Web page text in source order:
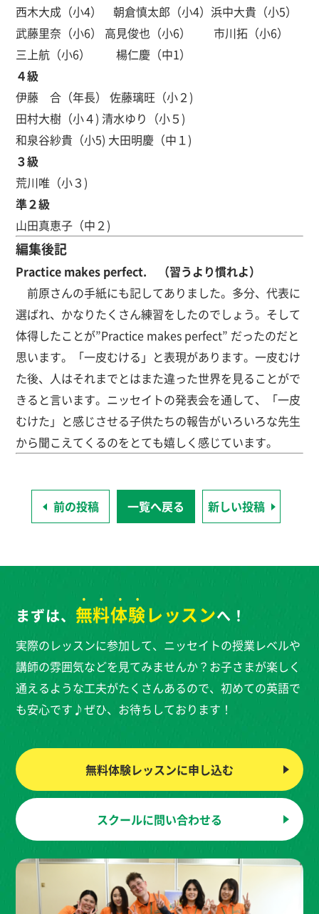
西木大成（小4） 朝倉慎太郎（小4）浜中大貴（小5）
武藤里奈（小6） 高見俊也（小6） 市川拓（小6）
三上航（小6） 楊仁慶（中1）
４級
伊藤 合（年長） 佐藤璃旺（小２)
田村大樹（小４) 清水ゆり（小５)
和泉谷紗貴（小5) 大田明慶（中１)
３級
荒川唯（小３)
準２級
山田真恵子（中２)
編集後記
Practice makes perfect. （習うより慣れよ）
前原さんの手紙にも記してありました。多分、代表に
選ばれ、かなりたくさん練習をしたのでしょう。そして
体得したことが”Practice makes perfect” だったのだと
思います。「一皮むける」と表現があります。一皮むけ
た後、人はそれまでとはまた違った世界を見ることがで
きると言います。ニッセイトの発表会を通して、「一皮
むけた」と感じさせる子供たちの報告がいろいろな先生
から聞こえてくるのをとても嬉しく感じています。
前の投稿 一覧へ戻る 新しい投稿
まずは、 無料体験レッスンへ！
実際のレッスンに参加して、ニッセイトの授業レベルや
講師の雰囲気などを見てみませんか？お子さまが楽しく
通えるような工夫がたくさんあるので、初めての英語で
も安心です♪ぜひ、お待ちしております！
無料体験レッスンに申し込む
スクールに問い合わせる